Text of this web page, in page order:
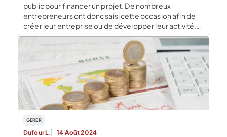
public pour financer un projet. De nombreux
entrepreneurs ont donc saisi cette occasion afin de
créer leur entreprise ou de développer leur activité.
Pour réussir sa campagne, il faut avoir une idée
innovante qui motivera la foule à investir dans le projet
d’entreprise. Néanmoins, un des […]
GERER
Dufour L. 14 Août 2024